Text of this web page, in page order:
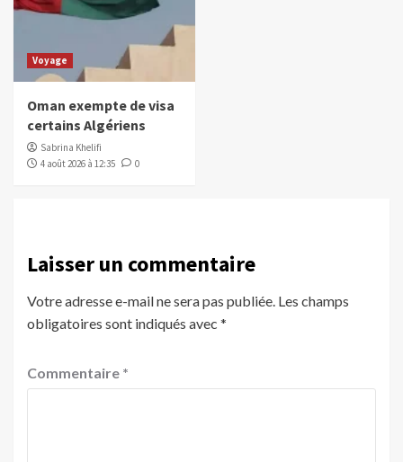
Voyage
Oman exempte de visa
certains Algériens
Sabrina Khelifi
4 août 2026 à 12:35
0
Laisser un commentaire
Votre adresse e-mail ne sera pas publiée. Les champs
obligatoires sont indiqués avec *
Commentaire *